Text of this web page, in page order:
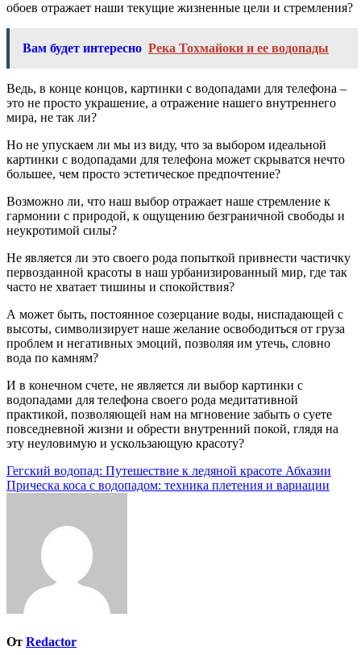
обоев отражает наши текущие жизненные цели и стремления?
Вам будет интересно Река Тохмайоки и ее водопады
Ведь, в конце концов, картинки с водопадами для телефона –
это не просто украшение, а отражение нашего внутреннего
мира, не так ли?
Но не упускаем ли мы из виду, что за выбором идеальной
картинки с водопадами для телефона может скрыватся нечто
большее, чем просто эстетическое предпочтение?
Возможно ли, что наш выбор отражает наше стремление к
гармонии с природой, к ощущению безграничной свободы и
неукротимой силы?
Не является ли это своего рода попыткой привнести частичку
первозданной красоты в наш урбанизированный мир, где так
часто не хватает тишины и спокойствия?
А может быть, постоянное созерцание воды, ниспадающей с
высоты, символизирует наше желание освободиться от груза
проблем и негативных эмоций, позволяя им утечь, словно
вода по камням?
И в конечном счете, не является ли выбор картинки с
водопадами для телефона своего рода медитативной
практикой, позволяющей нам на мгновение забыть о суете
повседневной жизни и обрести внутренний покой, глядя на
эту неуловимую и ускользающую красоту?
Навигация
по
Гегский водопад: Путешествие к ледяной красоте Абхазии
Прическа коса с водопадом: техника плетения и вариации
От Redactor